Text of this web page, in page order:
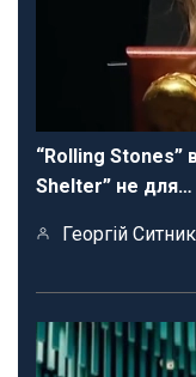
“Rolling Stones”
Shelter” не для…
Георгій Ситник